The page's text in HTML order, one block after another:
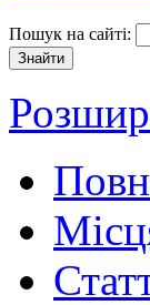
Пошук на сайті: